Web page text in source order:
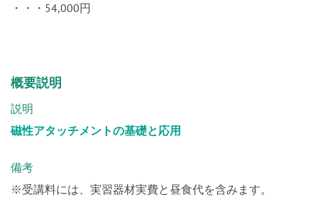
・・・54,000円
概要説明
説明
磁性アタッチメントの基礎と応用
備考
※受講料には、実習器材実費と昼食代を含みます。